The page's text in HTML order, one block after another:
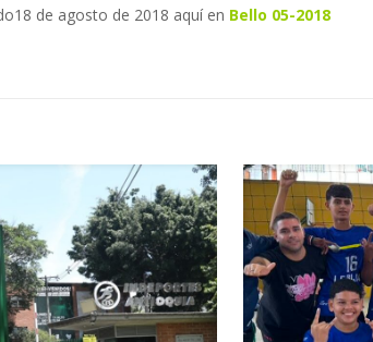
de agosto de 2018 aquí en Bello 05-2018